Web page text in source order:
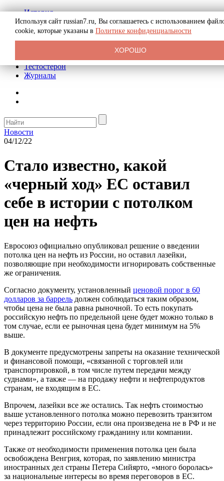
История
Биография
Криминал
Реклама на сайте
Тестостерон
Журналы
Новости
04/12/22
Стало известно, какой
«черный ход» ЕС оставил
себе в истории с потолком
цен на нефть
Евросоюз официально опубликовал решение о введении
потолка цен на нефть из России, но оставил лазейки,
позволяющие при необходимости игнорировать собственные
же ограничения.
Согласно документу, установленный ценовой порог в 60
долларов за баррель должен соблюдаться таким образом,
чтобы цена не была равна рыночной. То есть покупать
российскую нефть по предельной цене будет можно только в
том случае, если ее рыночная цена будет минимум на 5%
выше.
В документе предусмотрены запреты на оказание технической
и финансовой помощи, «связанной с торговлей или
транспортировкой, в том числе путем передачи между
суднами», а также — на продажу нефти и нефтепродуктов
странам, не входящим в ЕС.
Впрочем, лазейки все же остались. Так нефть стоимостью
выше установленного потолка можно перевозить транзитом
через территорию России, если она произведена не в РФ и не
принадлежит российскому гражданину или компании.
Также от необходимости применения потолка цен была
освобождена Венгрия, которая, по заявлению министра
иностранных дел страны Петера Сийярто, «много боролась»
за национальные интересы во время переговоров в ЕС.
Используя сайт russian7.ru, Вы соглашаетесь с использованием
cookie, которые указаны в Политике конфиденциальности
ХОРОШО